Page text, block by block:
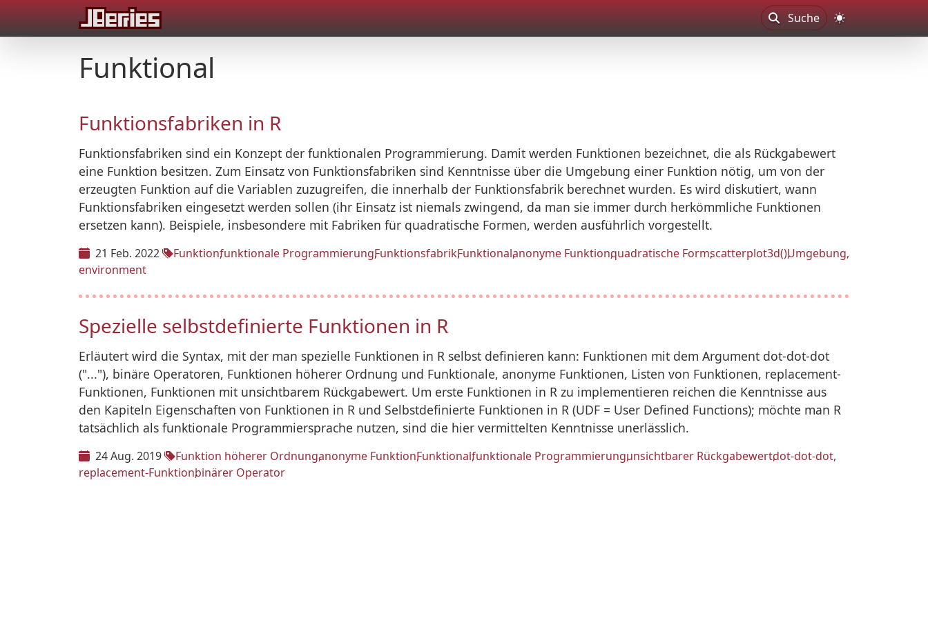
Suche
Funktional
Funktionsfabriken in R
Funktionsfabriken sind ein Konzept der funktionalen Programmierung. Damit werden Funktionen bezeichnet, die als Rückgabewert
eine Funktion besitzen. Zum Einsatz von Funktionsfabriken sind Kenntnisse über die Umgebung einer Funktion nötig, um von der
erzeugten Funktion auf die Variablen zuzugreifen, die innerhalb der Funktionsfabrik berechnet wurden. Es wird diskutiert, wann
Funktionsfabriken eingesetzt werden sollen (ihr Einsatz ist niemals zwingend, da man sie immer durch herkömmliche Funktionen
ersetzen kann). Beispiele, insbesondere mit Fabriken für quadratische Formen, werden ausführlich vorgestellt.
21 Feb. 2022 Funktionfunktionale ProgrammierungFunktionsfabrikFunktionalanonyme Funktionquadratische Formscatterplot3d()Umgebung
environment
Spezielle selbstdefinierte Funktionen in R
Erläutert wird die Syntax, mit der man spezielle Funktionen in R selbst definieren kann: Funktionen mit dem Argument dot-dot-dot
("..."), binäre Operatoren, Funktionen höherer Ordnung und Funktionale, anonyme Funktionen, Listen von Funktionen, replacement-
Funktionen, Funktionen mit unsichtbarem Rückgabewert. Um erste Funktionen in R zu implementieren reichen die Kenntnisse aus
den Kapiteln Eigenschaften von Funktionen in R und Selbstdefinierte Funktionen in R (UDF = User Defined Functions); möchte man R
tatsächlich als funktionale Programmiersprache nutzen, sind die hier vermittelten Kenntnisse unerlässlich.
24 Aug. 2019 Funktion höherer Ordnunganonyme FunktionFunktionalfunktionale Programmierungunsichtbarer Rückgabewertdot-dot-dot
replacement-Funktionbinärer Operator